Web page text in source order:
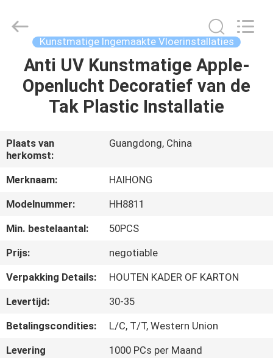
THUIS
PRODUCTEN
VIDEO'S
OVER
ONS
KWALITEITSCONTROLE
NEEM
Factory.
Kunstmatige Ingemaakte Vloerinstallaties
Anti UV Kunstmatige Apple-
Openlucht Decoratief van de
Tak Plastic Installatie
Plaats van
herkomst:
Guangdong, China
Merknaam:
HAIHONG
Modelnummer:
HH8811
Min. bestelaantal:
50PCS
Prijs:
negotiable
Verpakking Details:
HOUTEN KADER OF KARTON
Levertijd:
30-35
Betalingscondities:
L/C, T/T, Western Union
Levering
1000 PCs per Maand